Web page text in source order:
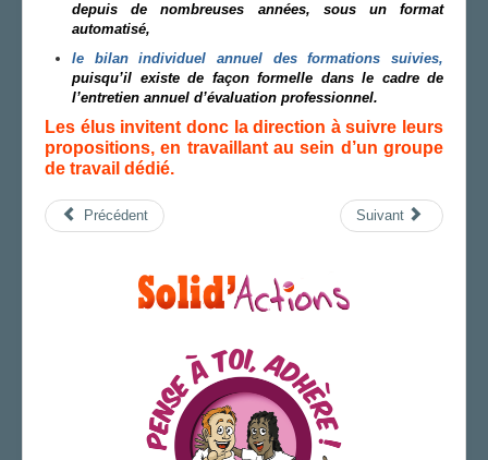
depuis de nombreuses années, sous un format
automatisé,
le bilan individuel annuel des formations suivies,
puisqu’il existe de façon formelle dans le cadre de
l’entretien annuel d’évaluation professionnel.
Les élus invitent donc la direction à suivre leurs
propositions, en travaillant au sein d’un groupe
de travail dédié.
Précédent Suivant